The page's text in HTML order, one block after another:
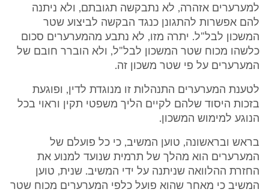
למערערים אזהרה, לא נתבקשה תגובתם, ולא ניתנה
להם אפשרות להתגונן כנגד הבקשה לביצוע שטר
המשכון לבל"ל. יתרה מזו, לא נתבע מהמערערים סכום
כלשהו מכוח שטר המשכון לבל"ל, ולא הוברר חובם של
המערערים על פי שטר משכון זה.
לטענת המערערים התנהלות זו מנוגדת לדין, ופוגעת
בזכות היסוד שלהם לקיים הליך משפטי תקין וראוי בכל
הנוגע למימוש המשכון.
בראש ובראשונה, טוען המשיב, כי כל פועלם של
המערערים הוא מהלך של תרמית שנועד למנוע את
החזרת ההלוואה שניתנה על ידי המשיב. שנית, טוען
המשיב כי מאחר שהוא פועל כלפי המערערים מכוח שטר